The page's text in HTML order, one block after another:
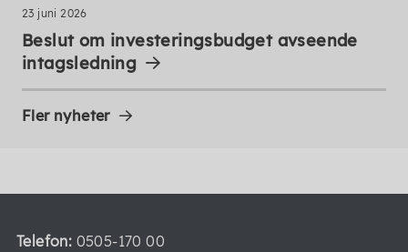
23 juni 2026
Beslut om investeringsbudget avseende
intagsledning
Fler nyheter
Telefon: 0505-170 00